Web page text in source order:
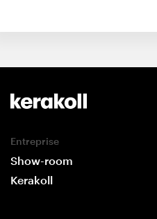
Entreprise
Show-room
Kerakoll